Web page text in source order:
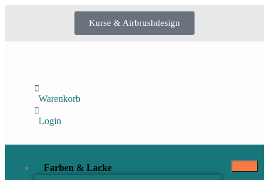
Kurse & Airbrushdesign
Warenkorb
Login
Farben & Lacke